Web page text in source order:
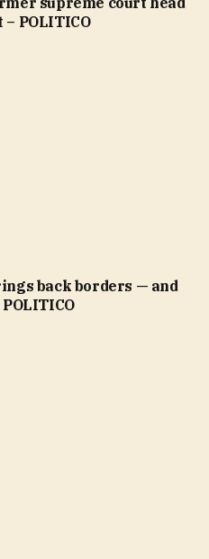
POLITICO
back borders — and